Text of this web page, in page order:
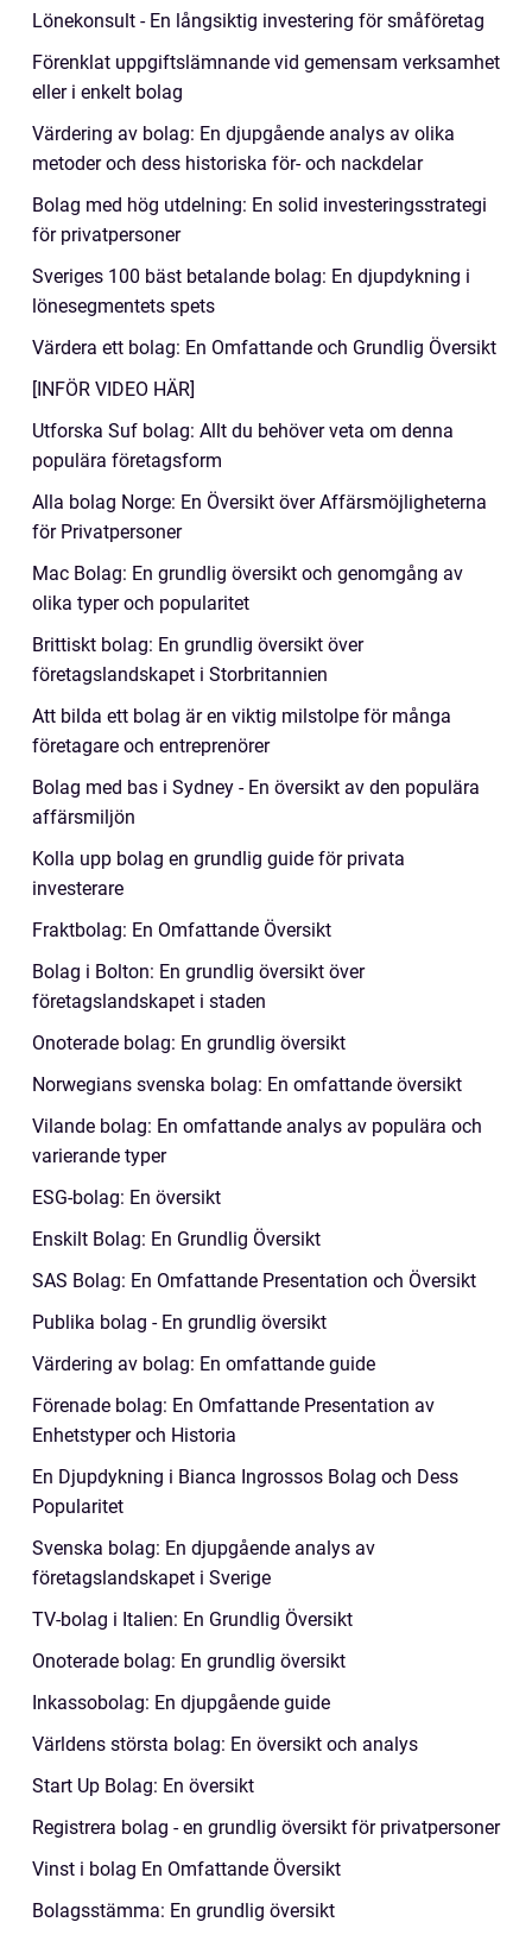
Lönekonsult - En långsiktig investering för småföretag
Förenklat uppgiftslämnande vid gemensam verksamhet
eller i enkelt bolag
Värdering av bolag: En djupgående analys av olika
metoder och dess historiska för- och nackdelar
Bolag med hög utdelning: En solid investeringsstrategi
för privatpersoner
Sveriges 100 bäst betalande bolag: En djupdykning i
lönesegmentets spets
Värdera ett bolag: En Omfattande och Grundlig Översikt
[INFÖR VIDEO HÄR]
Utforska Suf bolag: Allt du behöver veta om denna
populära företagsform
Alla bolag Norge: En Översikt över Affärsmöjligheterna
för Privatpersoner
Mac Bolag: En grundlig översikt och genomgång av
olika typer och popularitet
Brittiskt bolag: En grundlig översikt över
företagslandskapet i Storbritannien
Att bilda ett bolag är en viktig milstolpe för många
företagare och entreprenörer
Bolag med bas i Sydney - En översikt av den populära
affärsmiljön
Kolla upp bolag en grundlig guide för privata
investerare
Fraktbolag: En Omfattande Översikt
Bolag i Bolton: En grundlig översikt över
företagslandskapet i staden
Onoterade bolag: En grundlig översikt
Norwegians svenska bolag: En omfattande översikt
Vilande bolag: En omfattande analys av populära och
varierande typer
ESG-bolag: En översikt
Enskilt Bolag: En Grundlig Översikt
SAS Bolag: En Omfattande Presentation och Översikt
Publika bolag - En grundlig översikt
Värdering av bolag: En omfattande guide
Förenade bolag: En Omfattande Presentation av
Enhetstyper och Historia
En Djupdykning i Bianca Ingrossos Bolag och Dess
Popularitet
Svenska bolag: En djupgående analys av
företagslandskapet i Sverige
TV-bolag i Italien: En Grundlig Översikt
Onoterade bolag: En grundlig översikt
Inkassobolag: En djupgående guide
Världens största bolag: En översikt och analys
Start Up Bolag: En översikt
Registrera bolag - en grundlig översikt för privatpersoner
Vinst i bolag En Omfattande Översikt
Bolagsstämma: En grundlig översikt